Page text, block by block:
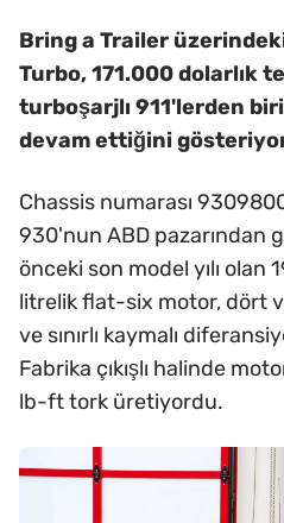
Bring a Trailer
Turbo, 171.000 dolarlık
turboşarjlı 911'lerden
devam ettiğini
Chassis numarası
930'nun ABD pazarından
önceki son model yılı olan
litrelik flat-six motor, dört
ve sınırlı kaymalı
Fabrika çıkışlı halinde
lb-ft tork üretiyordu.